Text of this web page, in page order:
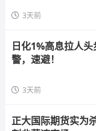
3天前
日化1%高息拉人
警，速避！
3天前
正大国际期货实为